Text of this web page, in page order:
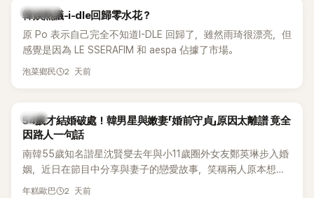
熱議討論
韓娛熱議-i-dle回歸零水花？
原 Po 表示自己完全不知道I-DLE 回歸了，雖然雨琦很漂亮，但
感覺是因為 LE SSERAFIM 和 aespa 佔據了市場。
泡菜鄉民 2 天前
韓星
54歲才結婚破處！韓男星與嫩妻「婚前守貞」原因太離譜 竟全
因路人一句話
南韓55歲知名諧星沈賢燮去年與小11歲圈外女友鄭英琳步入婚
姻，近日在節目中分享與妻子的戀愛故事，笑稱兩人原本想享
受兩人世界，沒想到站在飯店門口時竟被路人認出，還一路替
年糕歐巴 2 天前